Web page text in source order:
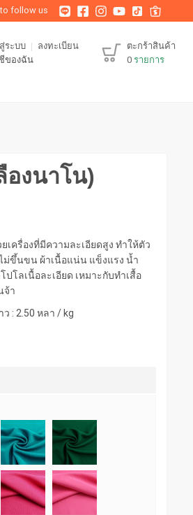
to follow us
ระบบ
ลงทะเบียน
ของฉัน
ตะกร้าสินค้า
0 รายการ
องนาโน)
เครื่องที่มีความละเอียดสูง ทำให้ตัว
ม่ขึ้นขน ผ้าเนื้อแน่น แข็งแรง น้ำ
โลเนื้อละเอียด เหมาะกับทำเสื้อ
จ้า
ว : 2.50 หลา / kg